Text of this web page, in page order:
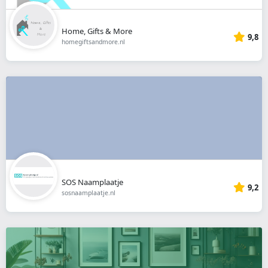
Home, Gifts & More
homegiftsandmore.nl 9,8
SOS Naamplaatje
sosnaamplaatje.nl 9,2